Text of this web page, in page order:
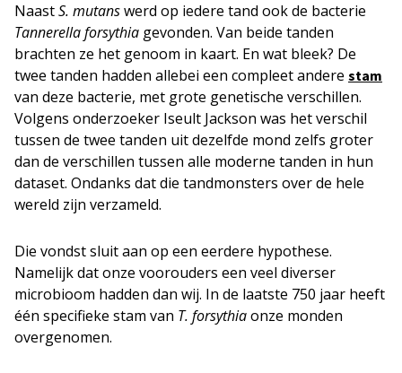
NaastS. mutanswerd op iedere tand ook de bacterie
Tannerellaforsythia gevonden. Van beide tanden
brachten ze het genoom in kaart. En wat bleek? De
twee tanden hadden allebei een compleet andere stam
van deze bacterie, met grote genetische verschillen.
Volgens onderzoeker Iseult Jackson was het verschil
tussen de twee tanden uit dezelfde mond zelfs groter
dan de verschillen tussen alle moderne tanden in hun
dataset. Ondanks dat die tandmonsters over de hele
wereld zijn verzameld.
Die vondst sluit aan op een eerdere hypothese.
Namelijk dat onze voorouders een veel diverser
microbioom hadden dan wij. In de laatste 750 jaar heeft
één specifieke stam van T. forsythiaonze monden
overgenomen.